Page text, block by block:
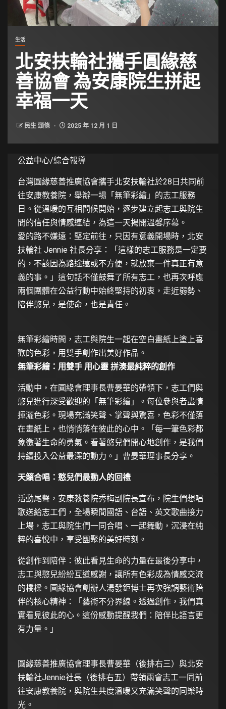
生活
北安扶輪社攜手圓緣慈
善協會 為安康院生拼起
幸福一天
民生 頭條 2025 年 12 月 1 日
公益中心/綜合報導
台灣圓緣慈善推廣協會攜手北安扶輪社於28日共同前
往安康教養院，舉辦一場「無筆彩繪」的志工服務
日。從溫暖的互相問候開始，逐步建立起志工與院生
間的信任與情感連結，為這一天揭開溫馨序幕。
愛的路不嫌遠：堅定前往，只因有意義開場時，北安
扶輪社 Jennie 社長分享：「這樣的志工服務是一定要
的，不該因為路途遠或不方便，就放棄一件真正有意
義的事。」這句話不僅鼓舞了所有志工，也再次呼應
兩個團體在公益行動中始終堅持的初衷，走近弱勢、
陪伴憨兒，是使命，也是責任。
無筆彩繪時間，志工與院生一起在空白畫紙上塗上喜
歡的色彩，用雙手創作出美好作品。
無筆彩繪：用雙手 用心靈 拼湊最純粹的創作
活動中，在圓緣會理事長曹晏華的帶領下，志工們與
憨兒進行深受歡迎的「無筆彩繪」。每位參與者盡情
揮灑色彩。現場充滿笑聲、掌聲與驚喜，色彩不僅落
在畫紙上，也悄悄落在彼此的心中。「每一筆色彩都
象徵著生命的勇氣。看著憨兒們開心地創作，是我們
持續投入公益最深的動力。」曹晏華理事長分享。
天籟合唱：憨兒們最動人的回禮
活動尾聲，安康教養院秀梅副院長宣布，院生們想唱
歌送給志工們，全場瞬間國語、台語、英文歌曲接力
上場，志工與院生們一同合唱、一起舞動，沉浸在純
粹的喜悅中，享受團聚的美好時刻。
從創作到陪伴：彼此看見生命的力量在最後分享中，
志工與憨兒紛紛互道感謝，讓所有色彩成為情感交流
的橋樑。圓緣協會創辦人湯發鉅博士再次強調藝術陪
伴的核心精神：「藝術不分界線。透過創作，我們真
實看見彼此的心。這份感動提醒我們：陪伴比語言更
有力量。」
圓緣慈善推廣協會理事長曹晏華（後排右三）與北安
扶輪社Jennie社長（後排右五）帶領兩會志工一同前
往安康教養院，與院生共度溫暖又充滿笑聲的同樂時
光。